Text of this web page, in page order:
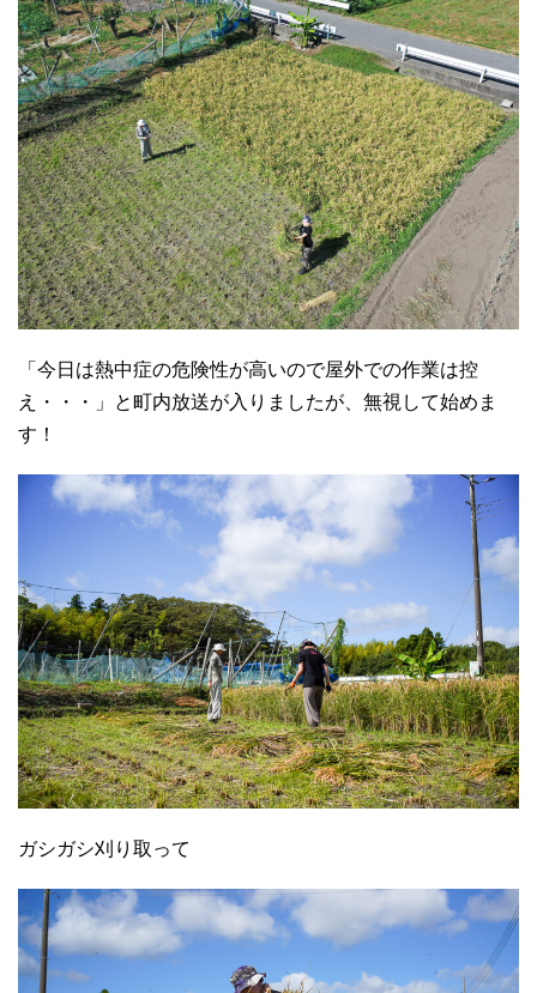
「今日は熱中症の危険性が高いので屋外での作業は控
え・・・」と町内放送が入りましたが、無視して始めま
す！
ガシガシ刈り取って